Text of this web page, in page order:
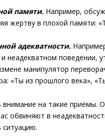
памяти. Например,
жертву в плохой памяти:
адекватности.
неадекватном поведении,
манипулятор
«Ты из прошлого века»,
на такие
обвиняют в